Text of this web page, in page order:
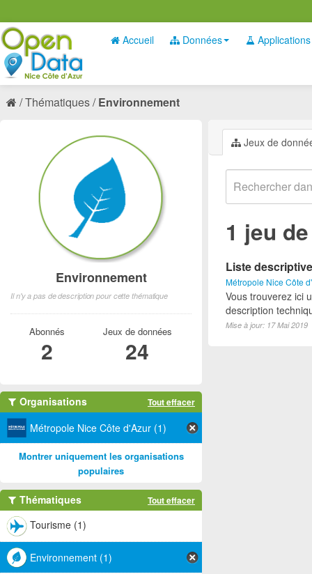
Accueil Données Applications
Thématiques Environnement
Jeux de
1 jeu
Liste
Métropole Nice Côte
Vous trouverez ici
description
Mise à jour: 17 Mai 2019
Environnement
Il n'y a pas de description pour cette thématique
Abonnés
2
Jeux de données
24
Organisations Tout effacer
Métropole Nice Côte d'Azur (1)
Montrer uniquement les organisations
populaires
Thématiques Tout effacer
Tourisme (1)
Environnement (1)